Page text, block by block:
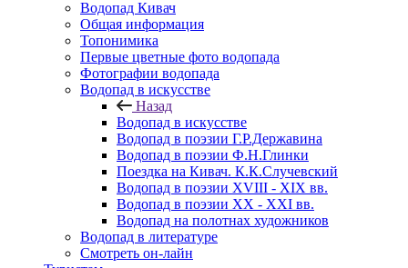
Водопад Кивач
Общая информация
Топонимика
Первые цветные фото водопада
Фотографии водопада
Водопад в искусстве
Назад
Водопад в искусстве
Водопад в поэзии Г.Р.Державина
Водопад в поэзии Ф.Н.Глинки
Поездка на Кивач. К.К.Случевский
Водопад в поэзии XVIII - XIX вв.
Водопад в поэзии XX - XXI вв.
Водопад на полотнах художников
Водопад в литературе
Смотреть он-лайн